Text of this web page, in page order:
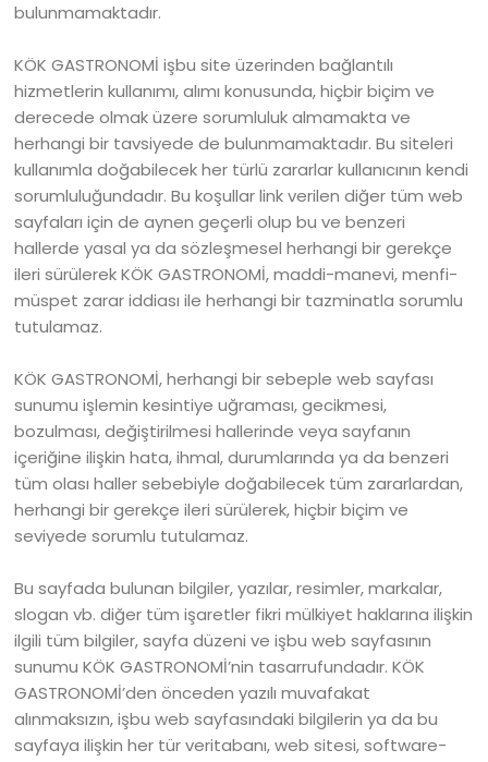
bulunmamaktadır.
KÖK GASTRONOMİ işbu site üzerinden bağlantılı
hizmetlerin kullanımı, alımı konusunda, hiçbir biçim ve
derecede olmak üzere sorumluluk almamakta ve
herhangi bir tavsiyede de bulunmamaktadır. Bu siteleri
kullanımla doğabilecek her türlü zararlar kullanıcının kendi
sorumluluğundadır. Bu koşullar link verilen diğer tüm web
sayfaları için de aynen geçerli olup bu ve benzeri
hallerde yasal ya da sözleşmesel herhangi bir gerekçe
ileri sürülerek KÖK GASTRONOMİ, maddi-manevi, menfi-
müspet zarar iddiası ile herhangi bir tazminatla sorumlu
tutulamaz.
KÖK GASTRONOMİ, herhangi bir sebeple web sayfası
sunumu işlemin kesintiye uğraması, gecikmesi,
bozulması, değiştirilmesi hallerinde veya sayfanın
içeriğine ilişkin hata, ihmal, durumlarında ya da benzeri
tüm olası haller sebebiyle doğabilecek tüm zararlardan,
herhangi bir gerekçe ileri sürülerek, hiçbir biçim ve
seviyede sorumlu tutulamaz.
Bu sayfada bulunan bilgiler, yazılar, resimler, markalar,
slogan vb. diğer tüm işaretler fikri mülkiyet haklarına ilişkin
ilgili tüm bilgiler, sayfa düzeni ve işbu web sayfasının
sunumu KÖK GASTRONOMİ’nin tasarrufundadır. KÖK
GASTRONOMİ’den önceden yazılı muvafakat
alınmaksızın, işbu web sayfasındaki bilgilerin ya da bu
sayfaya ilişkin her tür veritabanı, web sitesi, software-